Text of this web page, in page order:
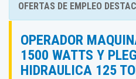
OFERTAS DE EMPLEO
OPERADOR
1500 WATTS Y
HIDRAULICA 125